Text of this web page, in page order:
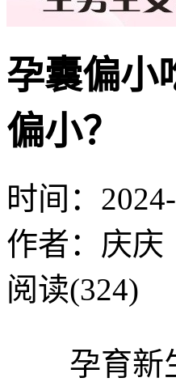
孕囊偏小
偏小？
时间：
作者：庆庆
阅读(324)
孕育新生